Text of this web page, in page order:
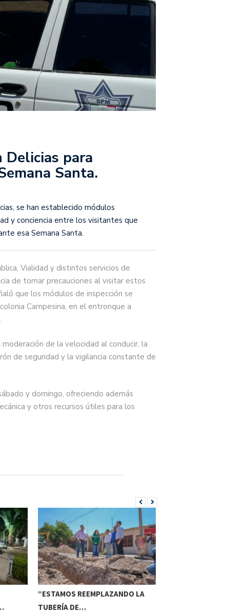
para
Santa.
se han establecido módulos
y conciencia entre los visitantes que
esa Semana Santa.
Vialidad y distintos servicios de
de tomar precauciones al visitar estos
que los módulos de inspección se
Campesina, en el entronque a
de la velocidad al conducir, la
de seguridad y la vigilancia constante de
y domingo, ofreciendo además
y otros recursos útiles para los
“ESTAMOS REEMPLAZANDO LA
TUBERÍA DE…